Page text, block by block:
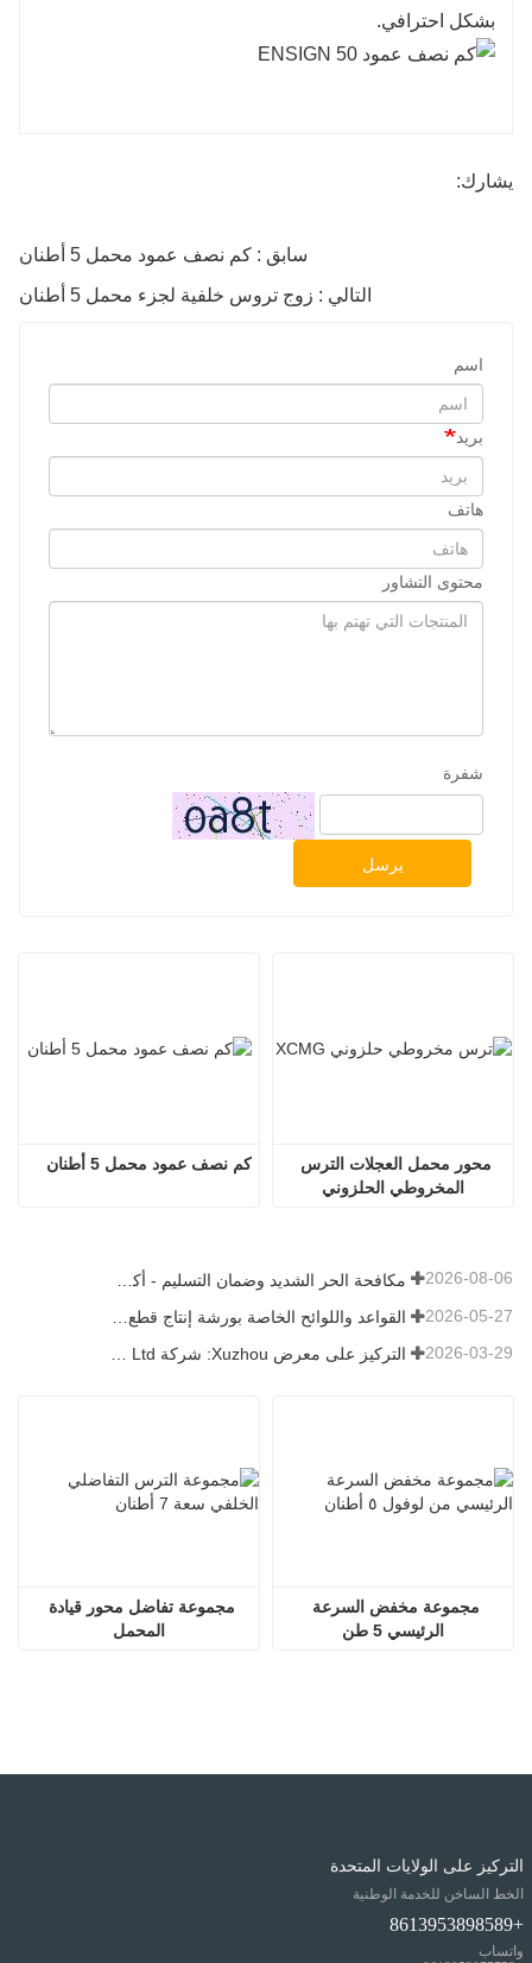
بشكل احترافي.
يشارك:
سابق : كم نصف عمود محمل 5 أطنان
التالي : زوج تروس خلفية لجزء محمل 5 أطنان
اسم
بريد
هاتف
محتوى التشاور
شفرة
يرسل
كم نصف عمود محمل 5 أطنان
المخروطي الحلزوني
2026-08-06
2026-05-27
التركيز على معرض Xuzhou: شركة Shandong Zhaokun Engineering Machinery Co., Ltd. تفسر القوة الجديدة لأجزاء اللودر من خلال "ميزة المصدر" 2026-03-29
المحمل
الرئيسي 5 طن
التركيز على الولايات المتحدة
الخط الساخن للخدمة الوطنية
+8613953898589
واتساب